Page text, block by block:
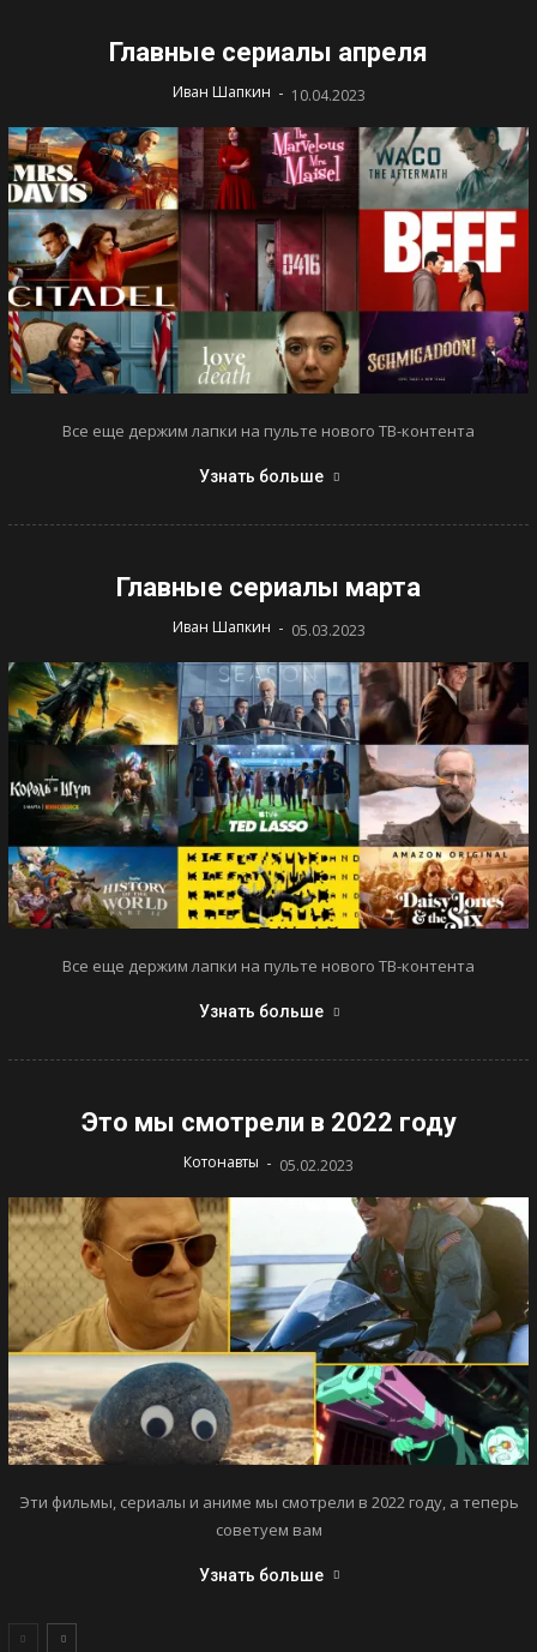
Главные сериалы апреля
Иван Шапкин - 10.04.2023
Все еще держим лапки на пульте нового ТВ-контента
Узнать больше
Главные сериалы марта
Иван Шапкин - 05.03.2023
Все еще держим лапки на пульте нового ТВ-контента
Узнать больше
Это мы смотрели в 2022 году
Котонавты - 05.02.2023
Эти фильмы, сериалы и аниме мы смотрели в 2022 году, а теперь
советуем вам
Узнать больше